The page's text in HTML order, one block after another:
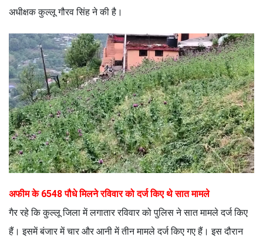
अधीक्षक कुल्लू गौरव सिंह ने की है।
अफीम के 6548 पौधे मिलने रविवार को दर्ज किए थे सात मामले
गैर रहे कि कुल्लू जिला में लगातार रविवार को पुलिस ने सात मामले दर्ज किए
हैं। इसमें बंजार में चार और आनी में तीन मामले दर्ज किए गए हैं। इस दौरान